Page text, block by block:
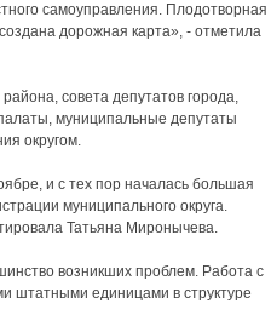
самоуправления. Плодотворная
дорожная карта», - отметила
совета депутатов города,
муниципальные депутаты
округом.
и с тех пор началась большая
муниципального округа.
Татьяна Миронычева.
возникших проблем. Работа с
штатными единицами в структуре